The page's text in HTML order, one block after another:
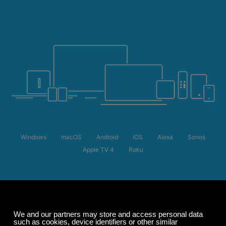
Bespaar tot 50%
op je abonnement
Windows macOS Android iOS Alexa
Sonos
Apple TV 4
Roku